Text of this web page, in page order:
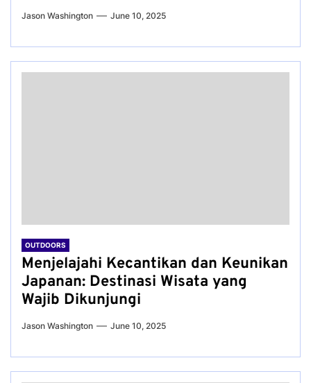
Jason Washington June 10, 2025
OUTDOORS
Menjelajahi Kecantikan dan Keunikan
Japanan: Destinasi Wisata yang
Wajib Dikunjungi
Jason Washington June 10, 2025